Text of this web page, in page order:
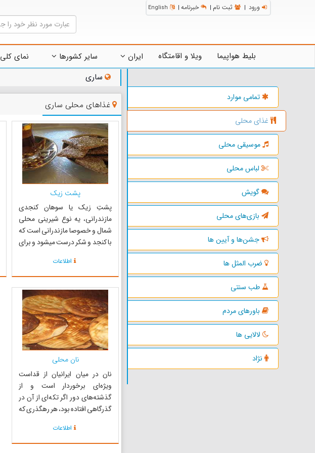
ورود | ثبت نام | خبرنامه |
English
بلیط هواپیما ویلا و اقامتگاه ایران سایر کشورها نمای کلی
تمامی موارد
غذای محلی
موسیقی محلی
لباس محلی
گویش
بازی‌های محلی
جشن‌ها و آیین ها
ضرب المثل ها
طب سنتی
باورهای مردم
لالایی ها
نژاد
ساری
غذاهای محلی ساری
پشت زیک
پشتِ زیک یا سوهان کنجدی
مازندرانی، یه نوع شیرینی محلی
شمال و خصوصا مازندرانی است که
با کنجد و شکر درست میشود و برای
بسیار مفید است زیرا فسفر موجود در
گروه غذای سلول‌های مغزیست.
علت نامگذاریش به خاطر پرنده ای
است به نام زیک که زیستگاهش در
شمال ایران و ...
اطلاعات
نان محلی
نان در میان ایرانیان از قداست
ویژه‌ای برخوردار است و از
گذشته‌های دور اگر تکه‌ای از آن در
گذرگاهی افتاده بود، هر رهگذری که
از بوسه بر آن، در جای بلندی می‌نهاد
تا مبادا کسی بر روی آن پا بگذارد؛
اطلاعات